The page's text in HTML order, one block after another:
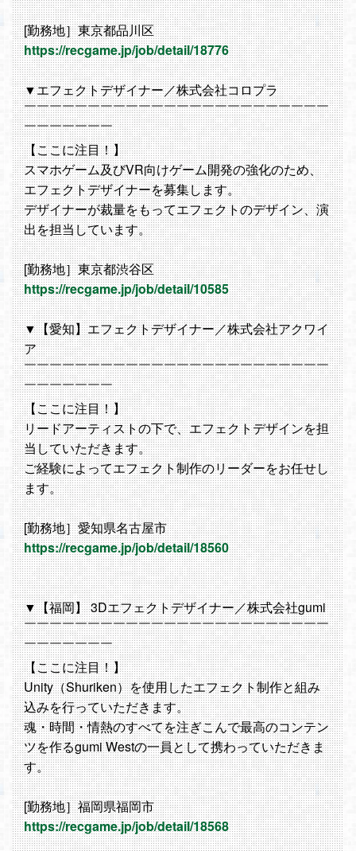
[勤務地］東京都品川区
https://recgame.jp/job/detail/18776
▼エフェクトデザイナー／株式会社コロプラ
￣￣￣￣￣￣￣￣￣￣￣￣￣￣￣￣￣￣￣￣￣￣￣￣
￣￣￣￣￣￣￣
【ここに注目！】
スマホゲーム及びVR向けゲーム開発の強化のため、
エフェクトデザイナーを募集します。
デザイナーが裁量をもってエフェクトのデザイン、演
出を担当しています。
[勤務地］東京都渋谷区
https://recgame.jp/job/detail/10585
▼【愛知】エフェクトデザイナー／株式会社アクワイ
ア
￣￣￣￣￣￣￣￣￣￣￣￣￣￣￣￣￣￣￣￣￣￣￣￣
￣￣￣￣￣￣￣
【ここに注目！】
リードアーティストの下で、エフェクトデザインを担
当していただきます。
ご経験によってエフェクト制作のリーダーをお任せし
ます。
[勤務地］愛知県名古屋市
https://recgame.jp/job/detail/18560
▼【福岡】 3Dエフェクトデザイナー／株式会社gumi
￣￣￣￣￣￣￣￣￣￣￣￣￣￣￣￣￣￣￣￣￣￣￣￣
￣￣￣￣￣￣￣
【ここに注目！】
Unity（Shuriken）を使用したエフェクト制作と組み
込みを行っていただきます。
魂・時間・情熱のすべてを注ぎこんで最高のコンテン
ツを作るgumi Westの一員として携わっていただきま
す。
[勤務地］福岡県福岡市
https://recgame.jp/job/detail/18568